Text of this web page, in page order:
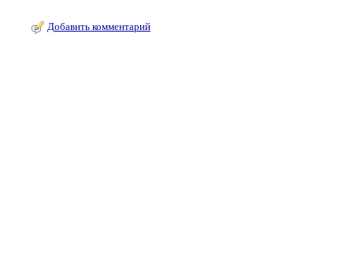
Добавить комментарий